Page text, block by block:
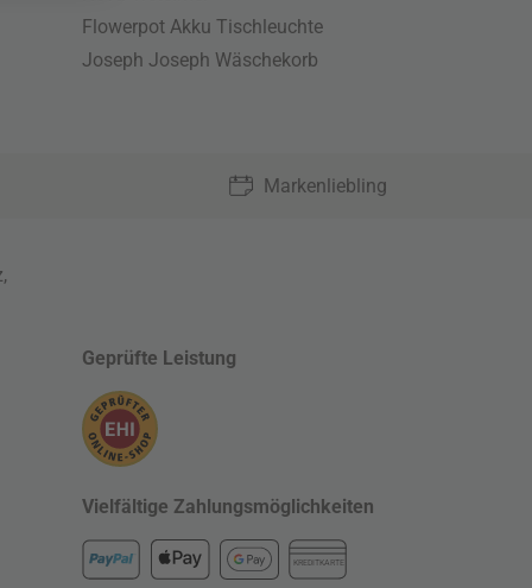
Flowerpot Akku Tischleuchte
Joseph Joseph Wäschekorb
Markenliebling
,
Geprüfte Leistung
Vielfältige Zahlungsmöglichkeiten
KREDITKARTE